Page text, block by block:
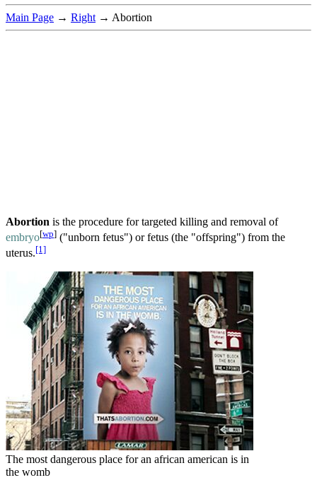
Main Page → Right → Abortion
Abortion is the procedure for targeted killing and removal of
embryo[wp] ("unborn fetus") or fetus (the "offspring") from the
uterus.[1]
The most dangerous place for an african american is in
the womb